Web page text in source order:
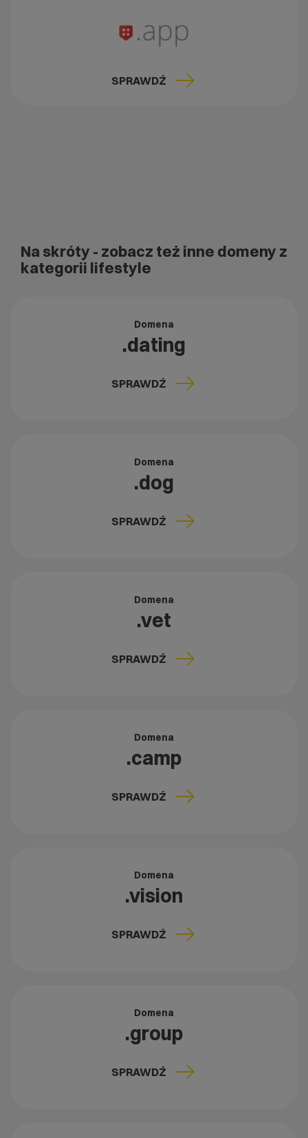
SPRAWDŹ
Na skróty - zobacz też inne domeny z
kategorii lifestyle
Domena
.dating
SPRAWDŹ
Domena
.dog
SPRAWDŹ
Domena
.vet
SPRAWDŹ
Domena
.camp
SPRAWDŹ
Domena
.vision
SPRAWDŹ
Domena
.group
SPRAWDŹ